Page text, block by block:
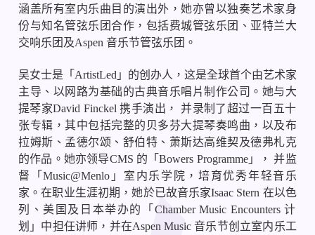
涵盖所有室内乐曲目的演出外，她亦曾以独奏艺术家身
份与知名管弦乐团合作，包括费城管弦乐团、亚特兰大
交响乐团及Aspen 音乐节管弦乐团。
吴女士是「 ArtistLed 」的创办人，这是全球首个由艺术家
主导、以网路为基础的古典音乐唱片制作公司。她与大
提琴家David Finckel携手演出，
并录制了超过一百五十
张专辑，其中包括完整的贝多芬大提琴奏鸣曲，以及布
拉姆斯、孟德尔颂、舒伯特、萧斯达高维契及德弗札克
的作品。她亦领导CMS 的「Bowers Programme」，
并监
督「Music@Menlo 」室内乐学院，培育优秀年轻音乐
家。在职业生涯初期，她於已故音乐家Isaac Stern 在以色
列、美国及日本举办的「 Chamber Music Encounters计
划」中担任讲师，并在Aspen Music音乐节创立室内乐工